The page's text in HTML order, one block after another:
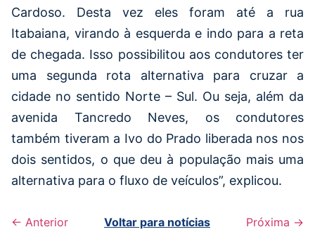
Cardoso. Desta vez eles foram até a rua
Itabaiana, virando à esquerda e indo para a reta
de chegada. Isso possibilitou aos condutores ter
uma segunda rota alternativa para cruzar a
cidade no sentido Norte – Sul. Ou seja, além da
avenida Tancredo Neves, os condutores
também tiveram a Ivo do Prado liberada nos nos
dois sentidos, o que deu à população mais uma
alternativa para o fluxo de veículos”, explicou.
← Anterior Voltar para notícias
Próxima →